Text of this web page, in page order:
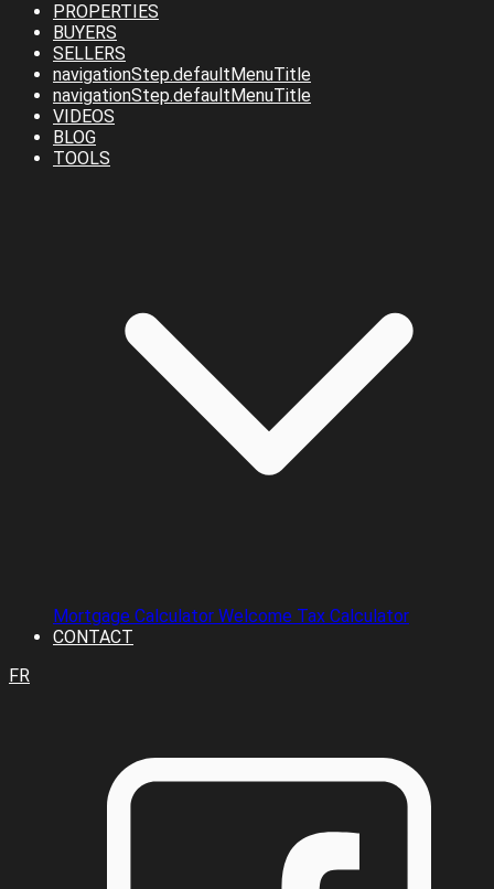
PROPERTIES
BUYERS
SELLERS
navigationStep.defaultMenuTitle
navigationStep.defaultMenuTitle
VIDEOS
BLOG
TOOLS
Mortgage Calculator Welcome Tax Calculator
CONTACT
FR